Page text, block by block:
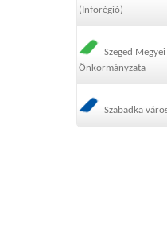
(Inforégió)
Szeged
Önkormányzata
Szabadka